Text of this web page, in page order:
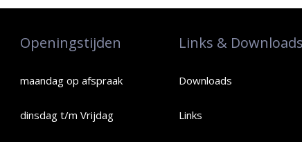
Openingstijden
maandag op afspraak
dinsdag t/m Vrijdag
Links &
Downloads
Links